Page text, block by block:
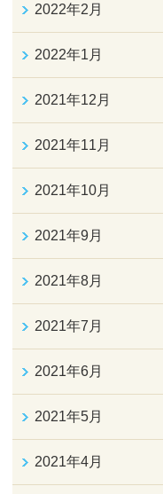
2022年2月
2022年1月
2021年12月
2021年11月
2021年10月
2021年9月
2021年8月
2021年7月
2021年6月
2021年5月
2021年4月